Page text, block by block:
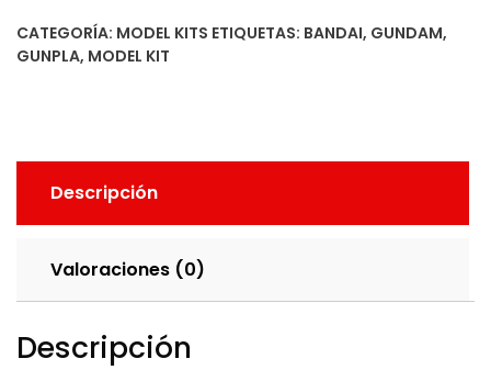
CATEGORÍA: MODEL KITS ETIQUETAS: BANDAI, GUNDAM,
GUNPLA, MODEL KIT
Descripción
Valoraciones (0)
Descripción